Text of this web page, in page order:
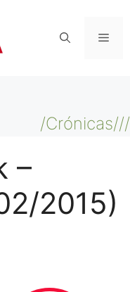
/Crónicas///
–
2015)